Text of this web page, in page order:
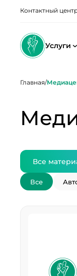
Контактный
Услуги
Главная/
Все
Все